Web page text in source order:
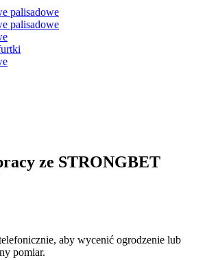
ze STRONGBET
aby wycenić ogrodzenie lub
pomiar.